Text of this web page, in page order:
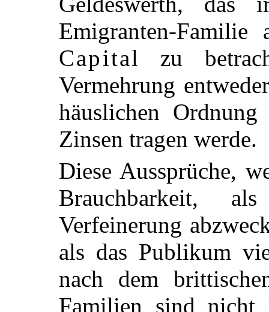
Emigranten-Familie
Capital zu
Vermehrung
häuslichen
Zinsen tragen werde.
Diese Aussprüche,
Brauchbarkeit,
Verfeinerung
als das Publikum
nach dem
Familien sind nicht